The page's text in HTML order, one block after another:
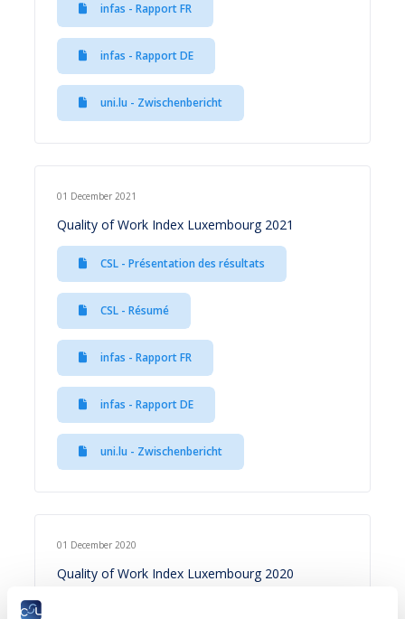
infas - Rapport FR
infas - Rapport DE
uni.lu - Zwischenbericht
01 December 2021
Quality of Work Index Luxembourg 2021
CSL - Présentation des résultats
CSL - Résumé
infas - Rapport FR
infas - Rapport DE
uni.lu - Zwischenbericht
01 December 2020
Quality of Work Index Luxembourg 2020